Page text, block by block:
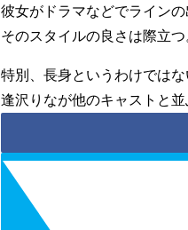
彼女がドラマなどでラインの
そのスタイルの良さは際立つ
特別、長身というわけではな
逢沢りなが他のキャストと並